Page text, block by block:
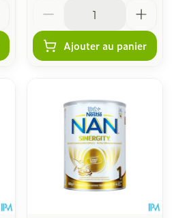
Ajouter au panier